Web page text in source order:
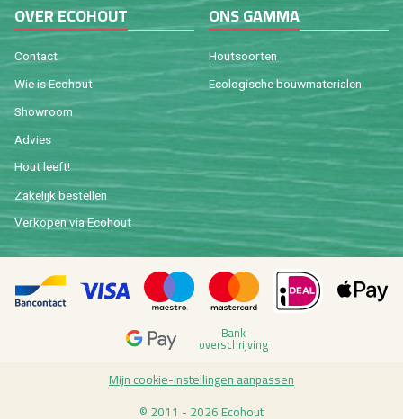
OVER ECO­HOUT
Con­tact
Wie is Eco­hout
Show­room
Ad­vies
Hout leeft!
Za­ke­lijk be­stel­len
Ver­ko­pen via Eco­hout
ONS GAMMA
Hout­soor­ten
Eco­lo­gi­sche bouw­ma­te­ri­a­len
Bank
over­schrij­ving
Mijn coo­kie-in­stel­lin­gen aan­pas­sen
© 2011 - 2026 Eco­hout